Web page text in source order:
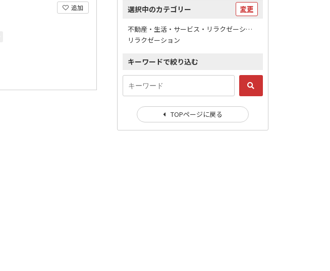
追加 選択中のカテゴリー 変更
不動産・生活・サービス・リラクゼーション / マッサージ
リラクゼーション
キーワードで絞り込む
TOPページに戻る